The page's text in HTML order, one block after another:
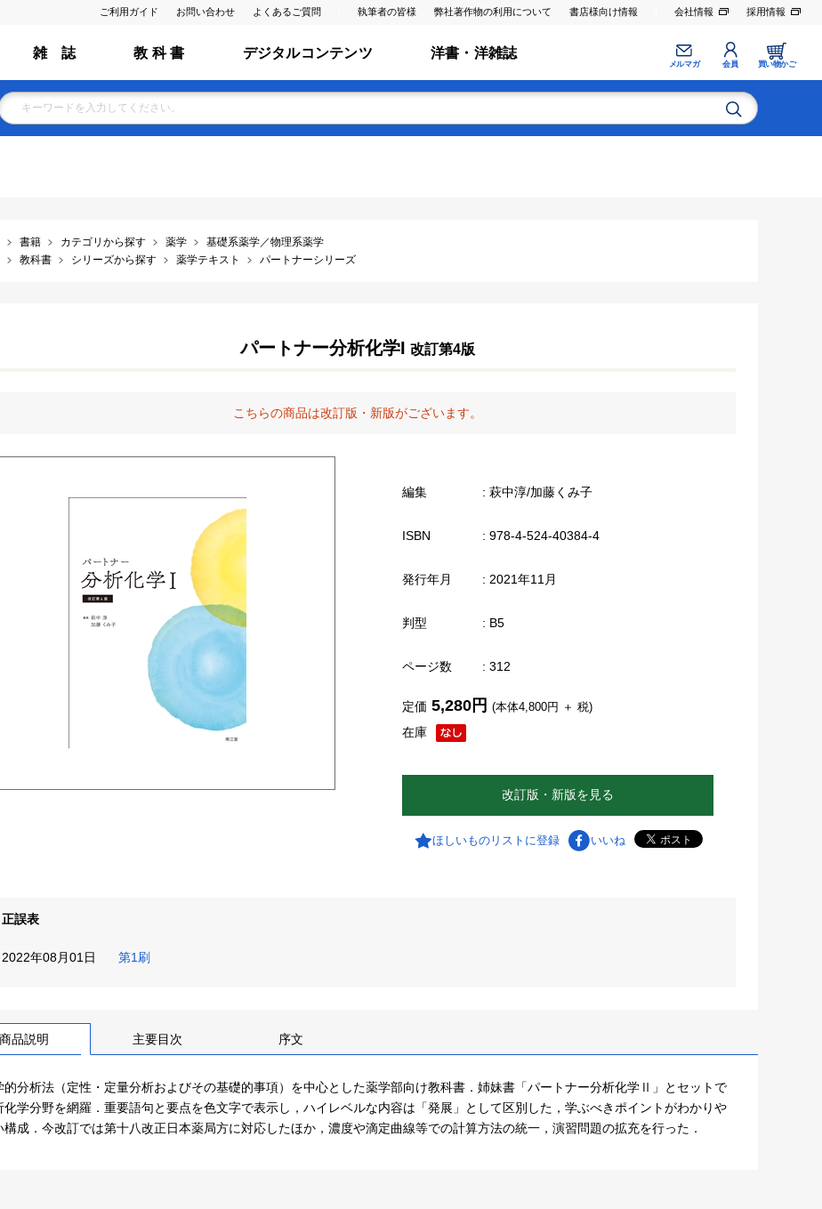
ご利用ガイド お問い合わせ よくあるご質問 執筆者の皆様 弊社著作物の利用について 書店様向け情報 会社情報 採用情報
雑 誌 教 科 書 デジタルコンテンツ 洋書・洋雑誌
メルマガ 会員 買い物かご
書籍 カテゴリから探す 薬学
基礎系薬学／物理系薬学
教科書 シリーズから探す 薬学テキスト パートナーシリーズ
パートナー分析化学I 改訂第4版
こちらの商品は改訂版・新版がございます。
編集 : 萩中淳/加藤くみ子
ISBN : 978-4-524-40384-4
発行年月 : 2021年11月
判型 : B5
ページ数 : 312
在庫
定価 5,280円 (本体4,800円 ＋ 税)
改訂版・新版を見る
ほしいものリストに登録 いいね
正誤表
2022年08月01日 第1刷
商品説明 主要目次 序文
的分析法（定性・定量分析およびその基礎的事項）を中心とした薬学部向け教科書．姉妹書「パートナー分析化学Ⅱ」とセットで
化学分野を網羅．重要語句と要点を色文字で表示し，ハイレベルな内容は「発展」として区別した，学ぶべきポイントがわかりや
構成．今改訂では第十八改正日本薬局方に対応したほか，濃度や滴定曲線等での計算方法の統一，演習問題の拡充を行った．